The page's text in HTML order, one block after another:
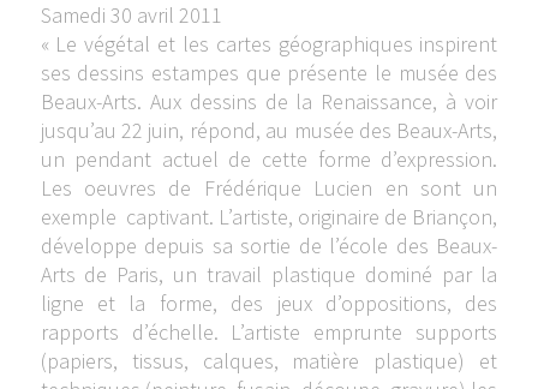
Samedi 30 avril 2011
« Le végétal et les cartes géographiques inspirent
ses dessins estampes que présente le musée des
Beaux-Arts. Aux dessins de la Renaissance, à voir
jusqu’au 22 juin, répond, au musée des Beaux-Arts,
un pendant actuel de cette forme d’expression.
Les oeuvres de Frédérique Lucien en sont un
exemple captivant. L’artiste, originaire de Briançon,
développe depuis sa sortie de l’école des Beaux-
Arts de Paris, un travail plastique dominé par la
ligne et la forme, des jeux d’oppositions, des
rapports d’échelle. L’artiste emprunte supports
(papiers, tissus, calques, matière plastique) et